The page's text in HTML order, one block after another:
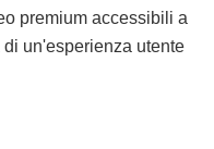
premium accessibili a
un'esperienza utente